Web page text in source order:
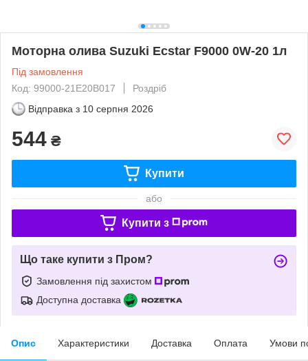
Моторна олива Suzuki Ecstar F9000 0W-20 1л
Під замовлення
Код: 99000-21E20B017
Роздріб
Відправка з 10 серпня 2026
544 ₴
Купити
або
Купити з
Що таке купити з Пром?
Замовлення під захистом
Доступна доставка
Опис Характеристики Доставка Оплата Умови